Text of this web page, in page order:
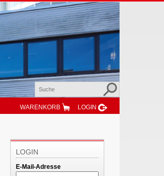
WARENKORB LOGIN
LOGIN
E-Mail-Adresse